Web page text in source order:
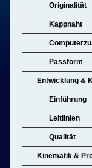
Originalität
Kappnaht
Passform
Entwicklung &
Einführung
Leitlinien
Qualität
Kinematik &